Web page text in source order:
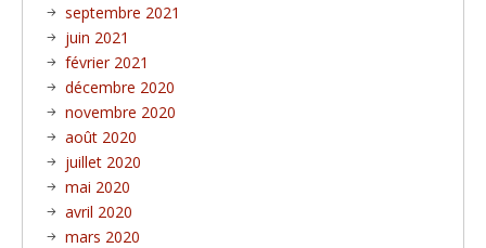
septembre 2021
juin 2021
février 2021
décembre 2020
novembre 2020
août 2020
juillet 2020
mai 2020
avril 2020
mars 2020